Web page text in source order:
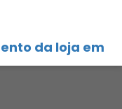
da loja em